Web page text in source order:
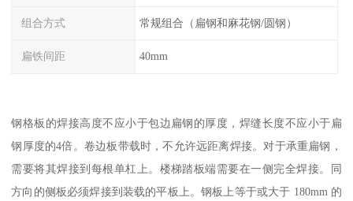
组合方式 常规组合（扁钢和麻花钢/圆钢）
扁铁间距 40mm
钢格板的焊接高度不应小于包边扁钢的厚度，焊缝长度不应小于扁
钢厚度的4倍。卷边板带载时，不允许远距离焊接。对于承重扁钢，
需要将其焊接到每根单杠上。楼梯踏板端需要在一侧完全焊接。同
方向的侧板必须焊接到装载的平板上。钢板上等于或大于 180mm 的